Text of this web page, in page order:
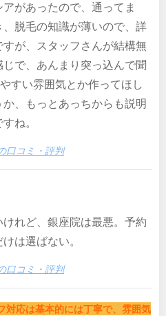
があったので、通ってま
脱毛の知識が薄いので、詳
が、スタッフさんが結構無
で、あんまり突っ込んで聞
すい雰囲気とか作ってほし
、もっとあっちからも説明
ね。
口コミ・評判
れど、銀座院は最悪。予約
は選ばない。
口コミ・評判
対応は基本的には丁寧で、雰囲気